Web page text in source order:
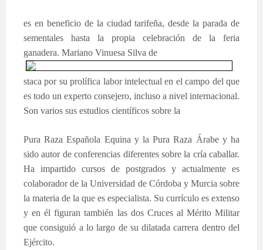
es en beneficio de la ciudad tarifeña, desde la parada de
sementales hasta la propia celebración de la feria
ganadera. Mariano Vinuesa Silva de
staca por su prolífica labor intelectual en el campo del que
es todo un experto consejero, incluso a nivel internacional.
Son varios sus estudios científicos sobre la
Pura Raza Española Equina y la Pura Raza Árabe y ha
sido autor de conferencias diferentes sobre la cría caballar.
Ha impartido cursos de postgrados y actualmente es
colaborador de la Universidad de Córdoba y Murcia sobre
la materia de la que es especialista. Su currículo es extenso
y en él figuran también las dos Cruces al Mérito Militar
que consiguió a lo largo de su dilatada carrera dentro del
Ejército.